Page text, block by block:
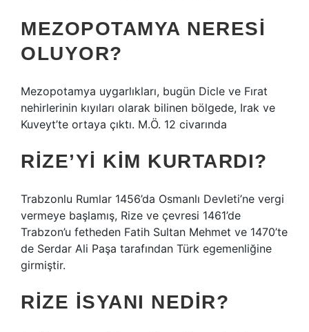
MEZOPOTAMYA NERESI
OLUYOR?
Mezopotamya uygarlıkları, bugün Dicle ve Fırat
nehirlerinin kıyıları olarak bilinen bölgede, Irak ve
Kuveyt’te ortaya çıktı. M.Ö. 12 civarında
RIZE’YI KIM KURTARDI?
Trabzonlu Rumlar 1456’da Osmanlı Devleti’ne vergi
vermeye başlamış, Rize ve çevresi 1461’de
Trabzon’u fetheden Fatih Sultan Mehmet ve 1470’te
de Serdar Ali Paşa tarafından Türk egemenliğine
girmiştir.
RIZE İSYANI NEDIR?